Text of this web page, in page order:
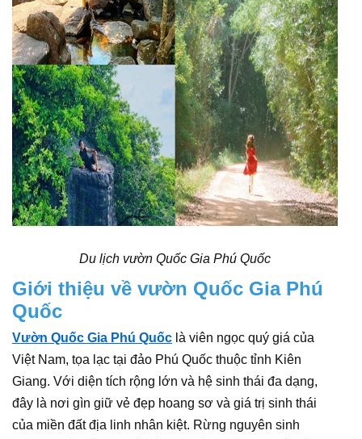
Du lịch vườn Quốc Gia Phú Quốc
Giới thiệu về vườn Quốc Gia Phú
Quốc
Vườn Quốc Gia Phú Quốc là viên ngọc quý giá của
Việt Nam, tọa lạc tại đảo Phú Quốc thuộc tỉnh Kiên
Giang. Với diện tích rộng lớn và hệ sinh thái đa dạng,
đây là nơi gìn giữ vẻ đẹp hoang sơ và giá trị sinh thái
của miền đất địa linh nhân kiệt. Rừng nguyên sinh